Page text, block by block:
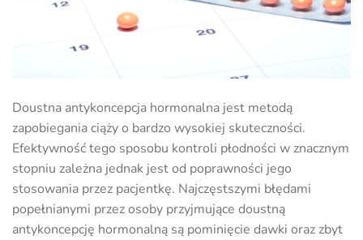
Doustna antykoncepcja hormonalna jest metodą
zapobiegania ciąży o bardzo wysokiej skuteczności.
Efektywność tego sposobu kontroli płodności w znacznym
stopniu zależna jednak jest od poprawności jego
stosowania przez pacjentkę. Najczęstszymi błędami
popełnianymi przez osoby przyjmujące doustną
antykoncepcję hormonalną są pominięcie dawki oraz zbyt